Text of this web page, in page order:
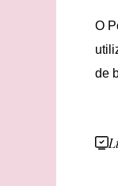
O
de